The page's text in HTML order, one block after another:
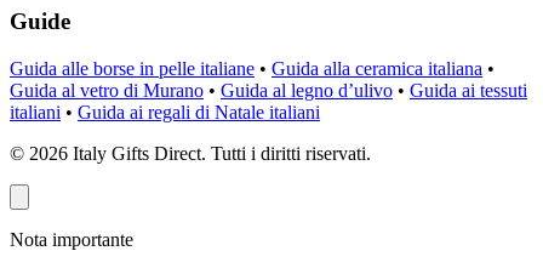
Guide
Guida alle borse in pelle italiane • Guida alla ceramica italiana •
Guida al vetro di Murano • Guida al legno d’ulivo • Guida ai tessuti
italiani • Guida ai regali di Natale italiani
© 2026 Italy Gifts Direct. Tutti i diritti riservati.
Nota importante